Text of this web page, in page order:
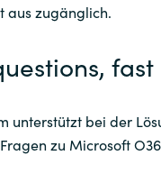
fast
aus zugänglich.
unterstützt bei der
zu Microsoft